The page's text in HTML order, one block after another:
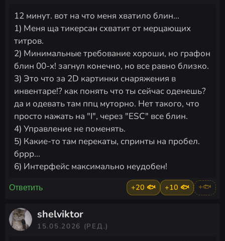
12 минут. вот на что меня хватило блин...
1) Меня ща тикерсан схватит от мерцающих
титров.
2) Минимальные требование хороши, но графон
блин 00-х! загнул конечно, но все равно близко.
3) Это что за 2D картинки снаряжения в
инвентаре!? как понять что ты сейчас оденешь?
да и одевать там ппц муторно. Нет такого, что
просто нажать на "I", через "ESC" все блин.
4) Управление не поменять.
5) Какие-то там перекаты, спринты на пробел.
бррр...
6) Интерфейс максимально неудобен!
Ответить +20 🐟 +10 🐟 +🐟
shelviktor
15.05.2026 (РЕД.)